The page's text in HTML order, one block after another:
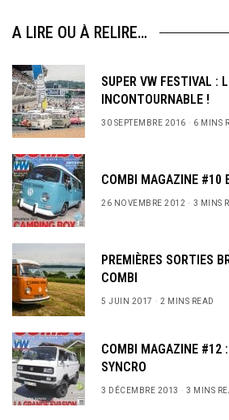
A LIRE OU À RELIRE…
SUPER VW FESTIVAL :
INCONTOURNABLE !
30 SEPTEMBRE 2016 6 MINS
COMBI MAGAZINE #10
26 NOVEMBRE 2012 3 MINS
PREMIÈRES SORTIES
COMBI
5 JUIN 2017 2 MINS READ
COMBI MAGAZINE #12
SYNCRO
3 DÉCEMBRE 2013 3 MINS